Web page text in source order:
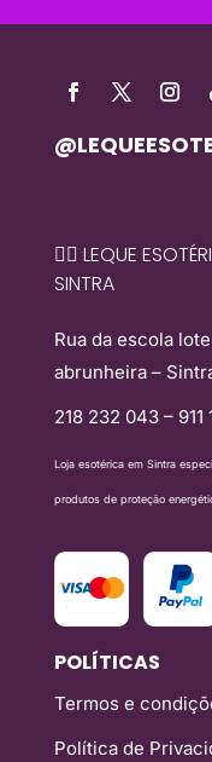
🧙‍♀️ LEQUE
SINTRA
Rua da escola
abrunheira –
218 232 043 – 911
Loja esotérica em Sintra
produtos de proteção
POLÍTICAS
Termos e
Política de